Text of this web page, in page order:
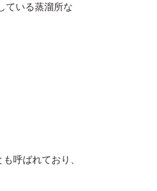
ている蒸溜所な
呼ばれており、